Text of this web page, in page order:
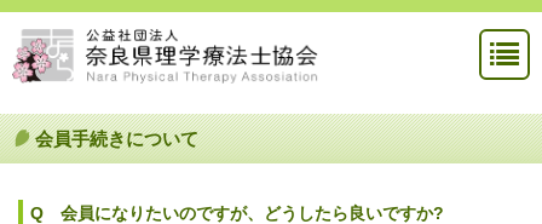
会員手続きについて
Q 会員になりたいのですが、どうしたら良いですか?